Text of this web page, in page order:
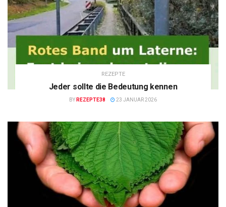
REZEPTE
Jeder sollte die Bedeutung kennen
BY REZEPTE38 23 JANUAR 2026